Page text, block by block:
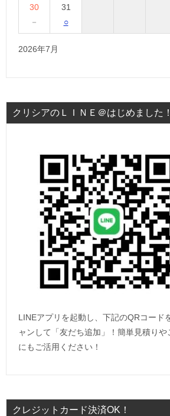
30
－
31
○
2026年7月
クリシアのＬＩＮＥ＠はじめました！
LINEアプリを起動し、下記のQRコード
ャンして「友だち追加」！簡単見積りや
にもご活用ください！
クレジットカード決済OK！